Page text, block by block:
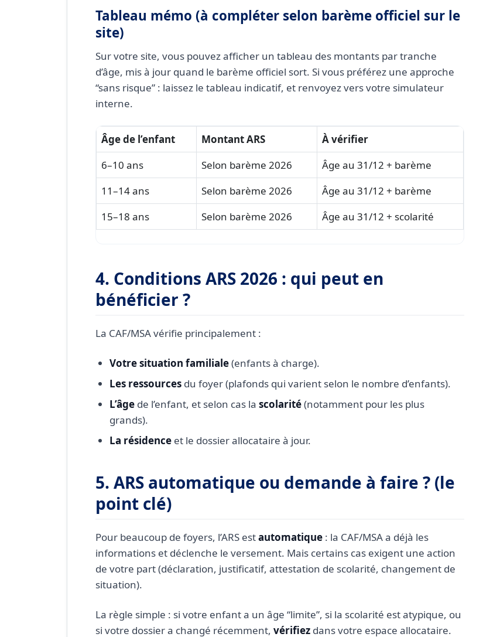
Tableau mémo (à compléter selon barème officiel sur le
site)
Sur votre site, vous pouvez afficher un tableau des montants par tranche
d’âge, mis à jour quand le barème officiel sort. Si vous préférez une approche
“sans risque” : laissez le tableau indicatif, et renvoyez vers votre simulateur
interne.
Âge de l’enfant Montant ARS
À vérifier
6–10 ans
Selon barème 2026
Âge au 31/12 + barème
11–14 ans
Selon barème 2026
Âge au 31/12 + barème
15–18 ans
Selon barème 2026 Âge au 31/12 + scolarité
4. Conditions ARS 2026 : qui peut en
bénéficier ?
La CAF/MSA vérifie principalement :
Votre situation familiale(enfants à charge).
Les ressources du foyer (plafonds qui varient selon le nombre d’enfants).
L’âge de l’enfant, et selon cas la scolarité(notamment pour les plus
grands).
La résidence et le dossier allocataire à jour.
5. ARS automatique ou demande à faire ? (le
point clé)
Pour beaucoup de foyers, l’ARS estautomatique : la CAF/MSA a déjà les
informations et déclenche le versement. Mais certains cas exigent une action
de votre part (déclaration, justificatif, attestation de scolarité, changement de
situation).
La règle simple : si votre enfant a un âge “limite”, si la scolarité est atypique, ou
si votre dossier a changé récemment, vérifiez dans votre espace allocataire.